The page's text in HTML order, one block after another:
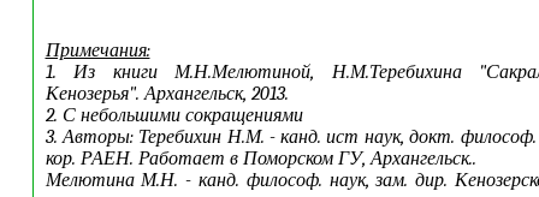
Примечания:
1. Из книги М.Н.Мелютиной, Н.М.Теребихина
Кенозерья". Архангельск, 2013.
2. С небольшими сокращениями
3. Авторы: Теребихин Н.М. - канд. ист наук, докт. философ.
кор. РАЕН. Работает в Поморском ГУ, Архангельск..
Мелютина М.Н. - канд. философ. наук, зам. дир.